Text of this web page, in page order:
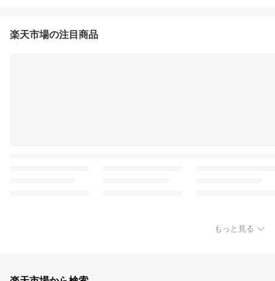
楽天市場の注目商品
もっと見る